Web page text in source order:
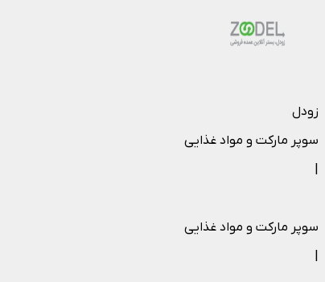
زودل
سوپر مارکت و مواد غذایی
سوپر مارکت و مواد غذایی